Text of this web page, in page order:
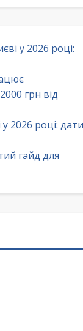
у 2026 році:
грн від
2026 році: дати
гайд для